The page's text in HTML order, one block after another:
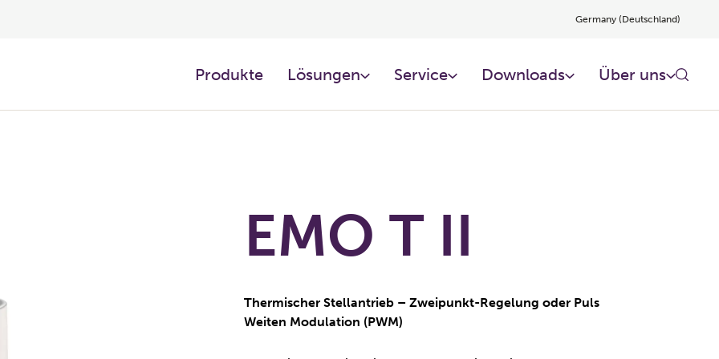
Germany (Deutschland)
Produkte Lösungen Service Downloads Über uns
EMO T II
Thermischer Stellantrieb – Zweipunkt-Regelung oder Puls
Weiten Modulation (PWM)